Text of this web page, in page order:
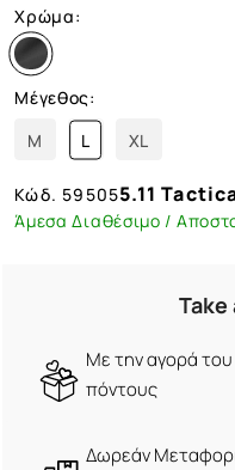
Χρώμα:
Μέγεθος:
M
L XL
Κώδ. 595055.11
Άμεσα Διαθέσιμο /
Με την αγορά του
πόντους
Δωρεάν